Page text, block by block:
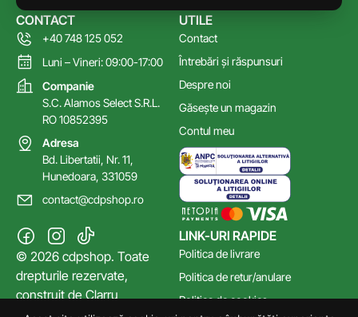
LINK-URI RAPIDE
Politica de livrare
Politica de retur/anulare
Politica de cookies
UTILE
Contact
Întrebări și răspunsuri
Despre noi
Găsește un magazin
Contul meu
CONTACT
+40 748 125 052
Luni – Vineri: 09:00-17:00
Companie
S.C. Alamos Select S.R.L.
RO 10852395
Adresa
Bd. Libertatii, Nr. 11,
Hunedoara, 331059
contact@cdpshop.ro
© 2026 cdpshop. Toate
drepturile rezervate,
construit deClarru